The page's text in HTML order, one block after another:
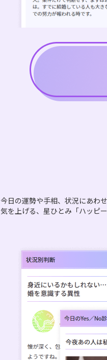
今日の運勢や手相、状況にあわ
気を上げる、星ひとみ「ハッピー